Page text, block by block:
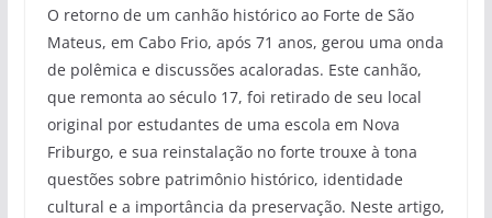
O retorno de um canhão histórico ao Forte de São
Mateus, em Cabo Frio, após 71 anos, gerou uma onda
de polêmica e discussões acaloradas. Este canhão,
que remonta ao século 17, foi retirado de seu local
original por estudantes de uma escola em Nova
Friburgo, e sua reinstalação no forte trouxe à tona
questões sobre patrimônio histórico, identidade
cultural e a importância da preservação. Neste artigo,